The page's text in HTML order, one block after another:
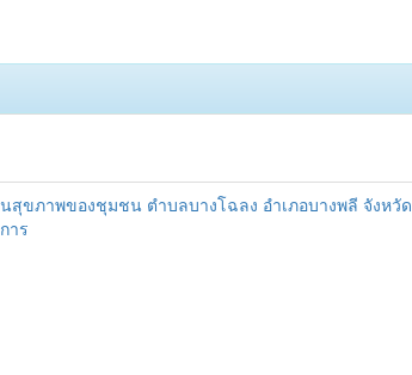
สุขภาพของชุมชน ตำบลบางโฉลง อำเภอบางพลี จังหวัด
าร